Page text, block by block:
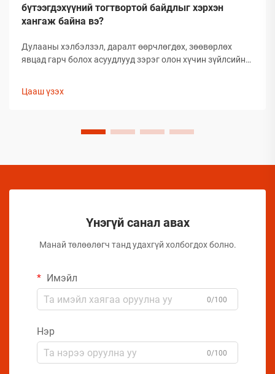
бүтээгдэхүүний тогтвортой байдлыг хэрхэн
хангаж байна вэ?
Дулааны хэлбэлзэл, даралт өөрчлөгдөх, зөөвөрлөх
явцад гарч болох асуудлууд зэрэг олон хүчин зүйлсийн
байдлыг хадгалахад тооless дундаа сорилтуудтай
арга хэмжээ авах шаардлагатай.
Цааш үзэх
Үнэгүй санал авах
Манай төлөөлөгч танд удахгүй холбогдох болно.
Имэйл
0/100
Нэр
0/100